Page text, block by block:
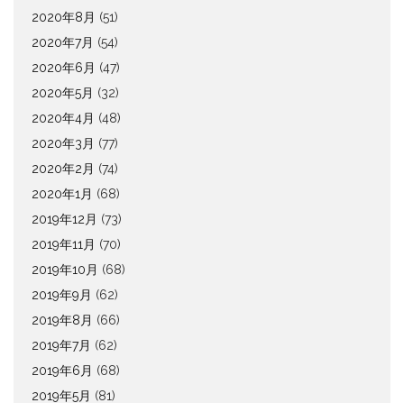
2020年8月 (51)
2020年7月 (54)
2020年6月 (47)
2020年5月 (32)
2020年4月 (48)
2020年3月 (77)
2020年2月 (74)
2020年1月 (68)
2019年12月 (73)
2019年11月 (70)
2019年10月 (68)
2019年9月 (62)
2019年8月 (66)
2019年7月 (62)
2019年6月 (68)
2019年5月 (81)